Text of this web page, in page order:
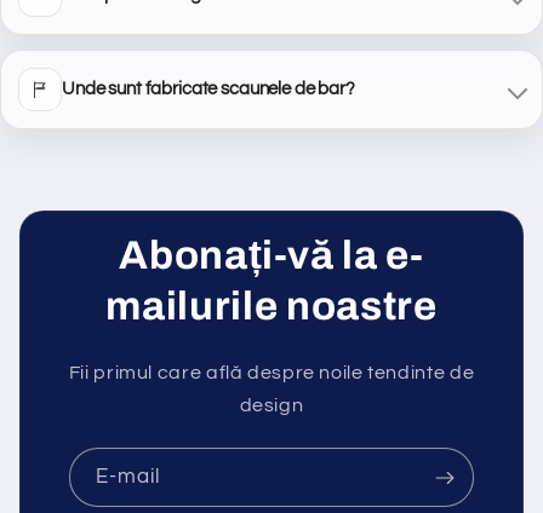
Unde sunt fabricate scaunele de bar?
Abonați-vă la e-
mailurile noastre
Fii primul care află despre noile tendinte de
design
E-mail